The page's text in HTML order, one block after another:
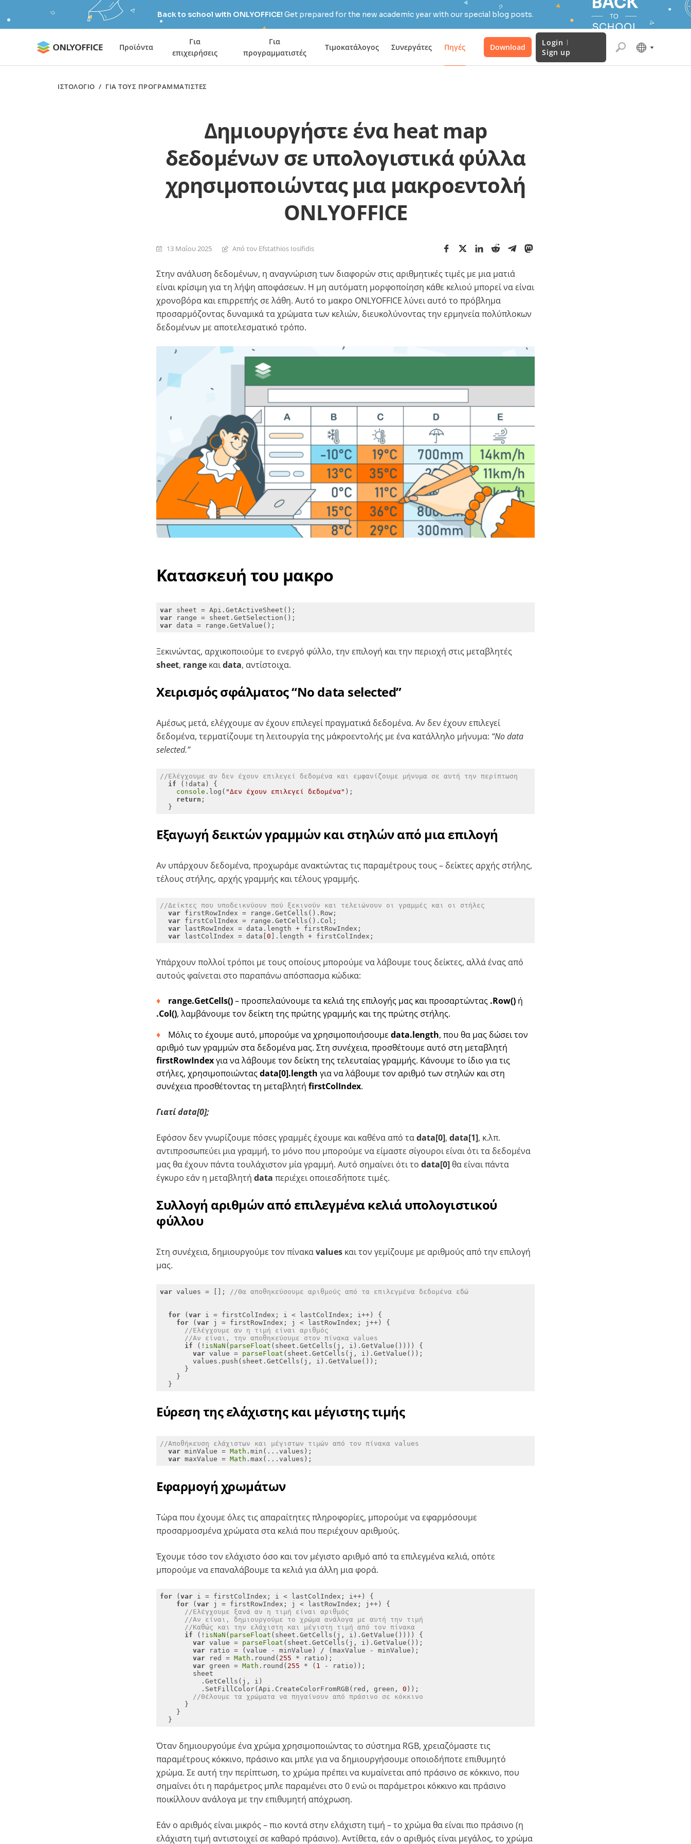
Back to school with ONLYOFFICE! Get prepared for the new academic year with our special blog posts.
Προϊόντα
Για
επιχειρήσεις
Για
προγραμματιστές
Τιμοκατάλογος Συνεργάτες Πηγές Download
Login
Sign up
ΙΣΤΟΛΌΓΙΟ / ΓΙΑ ΤΟΥΣ ΠΡΟΓΡΑΜΜΑΤΙΣΤΈΣ
Δημιουργήστε ένα heat map
δεδομένων σε υπολογιστικά φύλλα
χρησιμοποιώντας μια μακροεντολή
ONLYOFFICE
13 Μαΐου 2025 Από τον Efstathios Iosifidis
Στην ανάλυση δεδομένων, η αναγνώριση των διαφορών στις αριθμητικές τιμές με μια ματιά
είναι κρίσιμη για τη λήψη αποφάσεων. Η μη αυτόματη μορφοποίηση κάθε κελιού μπορεί να είναι
χρονοβόρα και επιρρεπής σε λάθη. Αυτό το μακρο ONLYOFFICE λύνει αυτό το πρόβλημα
προσαρμόζοντας δυναμικά τα χρώματα των κελιών, διευκολύνοντας την ερμηνεία πολύπλοκων
δεδομένων με αποτελεσματικό τρόπο.
Κατασκευή του μακρο
var
var
var data = range.GetValue();
Ξεκινώντας, αρχικοποιούμε το ενεργό φύλλο, την επιλογή και την περιοχή στις μεταβλητές
sheet, range καιdata, αντίστοιχα.
Χειρισμός σφάλματος “No data selected”
Αμέσως μετά, ελέγχουμε αν έχουν επιλεγεί πραγματικά δεδομένα. Αν δεν έχουν επιλεγεί
δεδομένα, τερματίζουμε τη λειτουργία της μάκροεντολής με ένα κατάλληλο μήνυμα: “No data
selected.”
//Ελέγχουμε αν δεν έχουν επιλεγεί δεδομένα και εμφανίζουμε μήνυμα σε αυτή την περίπτωση
if
console .log( "Δεν έχουν επιλεγεί δεδομένα"
return
  }
Εξαγωγή δεικτών γραμμών και στηλών από μια επιλογή
Αν υπάρχουν δεδομένα, προχωράμε ανακτώντας τις παραμέτρους τους – δείκτες αρχής στήλης,
τέλους στήλης, αρχής γραμμής και τέλους γραμμής.
//Δείκτες που υποδεικνύουν πού ξεκινούν και τελειώνουν οι γραμμές και οι στήλες
var
var
var
var lastColIndex = data[ 0 ].length + firstColIndex;
Υπάρχουν πολλοί τρόποι με τους οποίους μπορούμε να λάβουμε τους δείκτες, αλλά ένας από
αυτούς φαίνεται στο παραπάνω απόσπασμα κώδικα:
range.GetCells()– προσπελαύνουμε τα κελιά της επιλογής μας και προσαρτώντας .Row() ή
.Col(), λαμβάνουμε τον δείκτη της πρώτης γραμμής και της πρώτης στήλης.
Μόλις το έχουμε αυτό, μπορούμε να χρησιμοποιήσουμε data.length, που θα μας δώσει τον
αριθμό των γραμμών στα δεδομένα μας. Στη συνέχεια, προσθέτουμε αυτό στη μεταβλητή
firstRowIndexγια να λάβουμε τον δείκτη της τελευταίας γραμμής. Κάνουμε το ίδιο για τις
στήλες, χρησιμοποιώνταςdata[0].length για να λάβουμε τον αριθμό των στηλών και στη
συνέχεια προσθέτοντας τη μεταβλητή firstColIndex.
Γιατί data[0];
Εφόσον δεν γνωρίζουμε πόσες γραμμές έχουμε και καθένα από ταdata[0], data[1], κ.λπ.
αντιπροσωπεύει μια γραμμή, το μόνο που μπορούμε να είμαστε σίγουροι είναι ότι τα δεδομένα
μας θα έχουν πάντα τουλάχιστον μία γραμμή. Αυτό σημαίνει ότι το data[0] θα είναι πάντα
έγκυρο εάν η μεταβλητή data περιέχει οποιεσδήποτε τιμές.
Συλλογή αριθμών από επιλεγμένα κελιά υπολογιστικού
φύλλου
Στη συνέχεια, δημιουργούμε τον πίνακαvalues και τον γεμίζουμε με αριθμούς από την επιλογή
μας.
var values = []; //Θα αποθηκεύσουμε αριθμούς από τα επιλεγμένα δεδομένα εδώ
for ( var
for ( var
//Ελέγχουμε αν η τιμή είναι αριθμός
//Αν είναι, την αποθηκεύουμε στον πίνακα values
if (! isNaN ( parseFloat
var value = parseFloat
  }
Εύρεση της ελάχιστης και μέγιστης τιμής
//Αποθήκευση ελάχιστων και μέγιστων τιμών από τον πίνακα values
var minValue = Math
var maxValue = Math .max(...values);
Εφαρμογή χρωμάτων
Τώρα που έχουμε όλες τις απαραίτητες πληροφορίες, μπορούμε να εφαρμόσουμε
προσαρμοσμένα χρώματα στα κελιά που περιέχουν αριθμούς.
Έχουμε τόσο τον ελάχιστο όσο και τον μέγιστο αριθμό από τα επιλεγμένα κελιά, οπότε
μπορούμε να επαναλάβουμε τα κελιά για άλλη μια φορά.
for ( var
for ( var
//Ελέγχουμε ξανά αν η τιμή είναι αριθμός
//Αν είναι, δημιουργούμε το χρώμα ανάλογα με αυτή την τιμή
//Καθώς και την ελάχιστη και μέγιστη τιμή από τον πίνακα
if (! isNaN ( parseFloat
var value = parseFloat
var
var red = Math .round( 255
var green = Math .round( 255 * ( 1
          .SetFillColor(Api.CreateColorFromRGB(red, green,
0
//Θέλουμε τα χρώματα να πηγαίνουν από πράσινο σε κόκκινο
  }
Όταν δημιουργούμε ένα χρώμα χρησιμοποιώντας το σύστημα RGB, χρειαζόμαστε τις
παραμέτρους κόκκινο, πράσινο και μπλε για να δημιουργήσουμε οποιοδήποτε επιθυμητό
χρώμα. Σε αυτή την περίπτωση, το χρώμα πρέπει να κυμαίνεται από πράσινο σε κόκκινο, που
σημαίνει ότι η παράμετρος μπλε παραμένει στο 0 ενώ οι παράμετροι κόκκινο και πράσινο
ποικίλλουν ανάλογα με την επιθυμητή απόχρωση.
Εάν ο αριθμός είναι μικρός – πιο κοντά στην ελάχιστη τιμή – το χρώμα θα είναι πιο πράσινο (η
ελάχιστη τιμή αντιστοιχεί σε καθαρό πράσινο). Αντίθετα, εάν ο αριθμός είναι μεγάλος, το χρώμα